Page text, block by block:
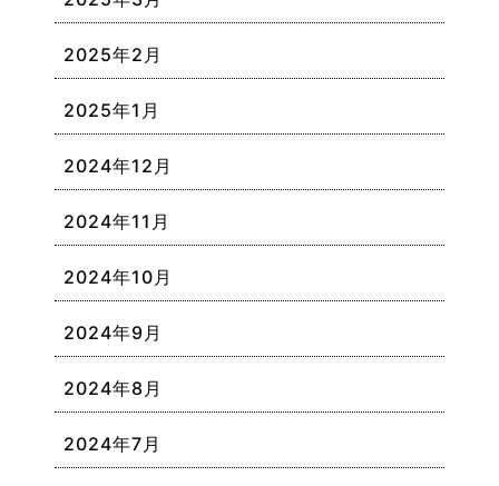
2025年2月
2025年1月
2024年12月
2024年11月
2024年10月
2024年9月
2024年8月
2024年7月